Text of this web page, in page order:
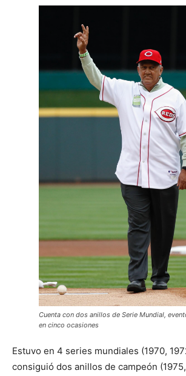
Cuenta con dos anillos de Serie Mundial,
en cinco ocasiones
Estuvo en 4 series mundiales (1970,
consiguió dos anillos de campeón